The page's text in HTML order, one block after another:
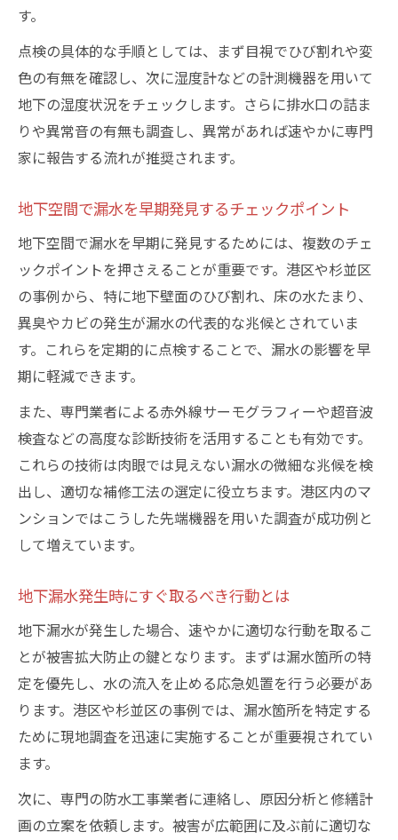
地下漏水対策で重視すべき工法の特徴
現場に合った防水工法で漏水を防止する
防水工法ごとの耐用年数とメンテナンス
防水対応がもたらす長期的な安心感
地下漏水を防ぐ防水対応の長期的な効果
防水対応で資産価値を守るポイント
地下漏水が減ると得られるメリットとは
将来のリスクを減らす防水管理の重要性
す。
点検の具体的な手順としては、まず目視でひび割れや変
色の有無を確認し、次に湿度計などの計測機器を用いて
地下の湿度状況をチェックします。さらに排水口の詰ま
りや異常音の有無も調査し、異常があれば速やかに専門
家に報告する流れが推奨されます。
地下空間で漏水を早期発見するチェックポイント
地下空間で漏水を早期に発見するためには、複数のチェ
ックポイントを押さえることが重要です。港区や杉並区
の事例から、特に地下壁面のひび割れ、床の水たまり、
異臭やカビの発生が漏水の代表的な兆候とされていま
す。これらを定期的に点検することで、漏水の影響を早
期に軽減できます。
また、専門業者による赤外線サーモグラフィーや超音波
検査などの高度な診断技術を活用することも有効です。
これらの技術は肉眼では見えない漏水の微細な兆候を検
出し、適切な補修工法の選定に役立ちます。港区内のマ
ンションではこうした先端機器を用いた調査が成功例と
して増えています。
地下漏水発生時にすぐ取るべき行動とは
地下漏水が発生した場合、速やかに適切な行動を取るこ
とが被害拡大防止の鍵となります。まずは漏水箇所の特
定を優先し、水の流入を止める応急処置を行う必要があ
ります。港区や杉並区の事例では、漏水箇所を特定する
ために現地調査を迅速に実施することが重要視されてい
ます。
次に、専門の防水工事業者に連絡し、原因分析と修繕計
画の立案を依頼します。被害が広範囲に及ぶ前に適切な